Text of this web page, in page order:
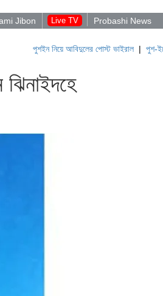
Jibon Live TV Probashi News
পুশইন নিয়ে আবিদুলের পোস্ট ভাইরাল|পুশ-ইনের
ঝিনাইদহে